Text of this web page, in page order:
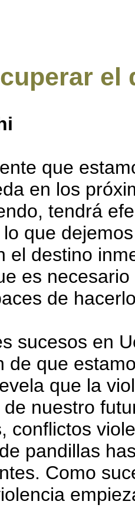
el
que
en los
tendrá
que
el destino
es
de
sucesos en
de que
que la
nuestro
conflictos
pandillas
Como